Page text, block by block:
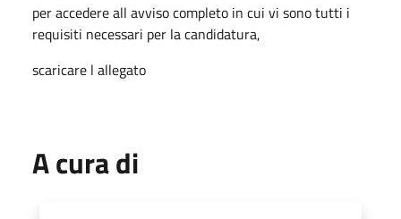
per accedere all avviso completo in cui vi sono tutti i
requisiti necessari per la candidatura,
scaricare l allegato
A cura di